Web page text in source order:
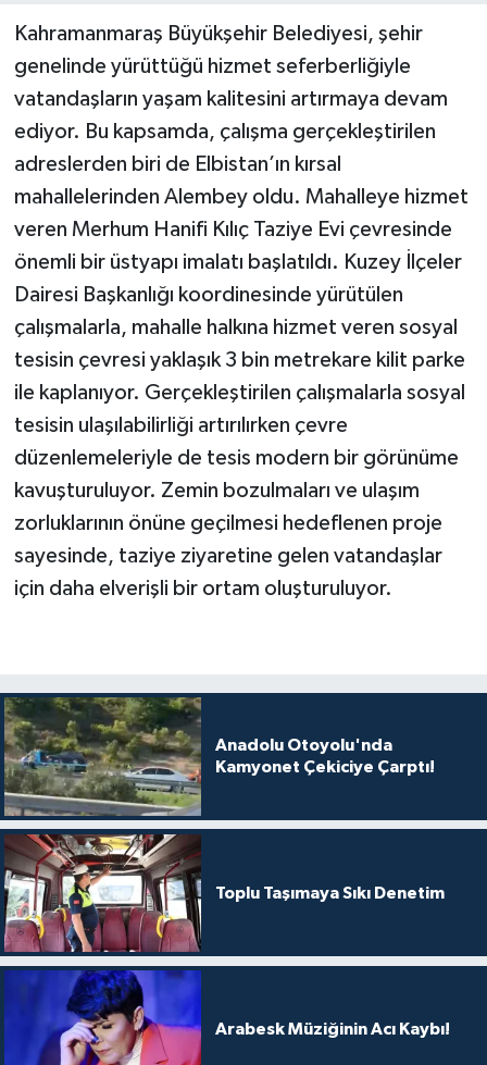
Kahramanmaraş Büyükşehir Belediyesi, şehir
genelinde yürüttüğü hizmet seferberliğiyle
vatandaşların yaşam kalitesini artırmaya devam
ediyor. Bu kapsamda, çalışma gerçekleştirilen
adreslerden biri de Elbistan’ın kırsal
mahallelerinden Alembey oldu. Mahalleye hizmet
veren Merhum Hanifi Kılıç Taziye Evi çevresinde
önemli bir üstyapı imalatı başlatıldı. Kuzey İlçeler
Dairesi Başkanlığı koordinesinde yürütülen
çalışmalarla, mahalle halkına hizmet veren sosyal
tesisin çevresi yaklaşık 3 bin metrekare kilit parke
ile kaplanıyor. Gerçekleştirilen çalışmalarla sosyal
tesisin ulaşılabilirliği artırılırken çevre
düzenlemeleriyle de tesis modern bir görünüme
kavuşturuluyor. Zemin bozulmaları ve ulaşım
zorluklarının önüne geçilmesi hedeflenen proje
sayesinde, taziye ziyaretine gelen vatandaşlar
için daha elverişli bir ortam oluşturuluyor.
Anadolu Otoyolu'nda
Kamyonet Çekiciye Çarptı!
Toplu Taşımaya Sıkı Denetim
Arabesk Müziğinin Acı Kaybı!